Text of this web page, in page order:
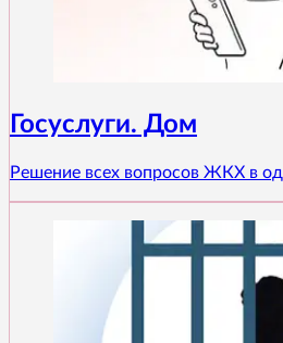
Госуслуги. Дом
Решение всех вопросов ЖКХ в